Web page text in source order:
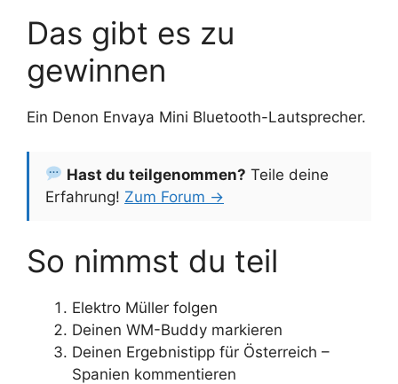
Das gibt es zu
gewinnen
Ein Denon Envaya Mini Bluetooth-Lautsprecher.
Hast du teilgenommen? Teile deine
Erfahrung! Zum Forum →
So nimmst du teil
Elektro Müller folgen
Deinen WM-Buddy markieren
Deinen Ergebnistipp für Österreich –
Spanien kommentieren